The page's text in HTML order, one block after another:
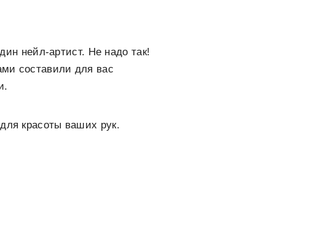
нейл-артист. Не надо так!
составили для вас
красоты ваших рук.